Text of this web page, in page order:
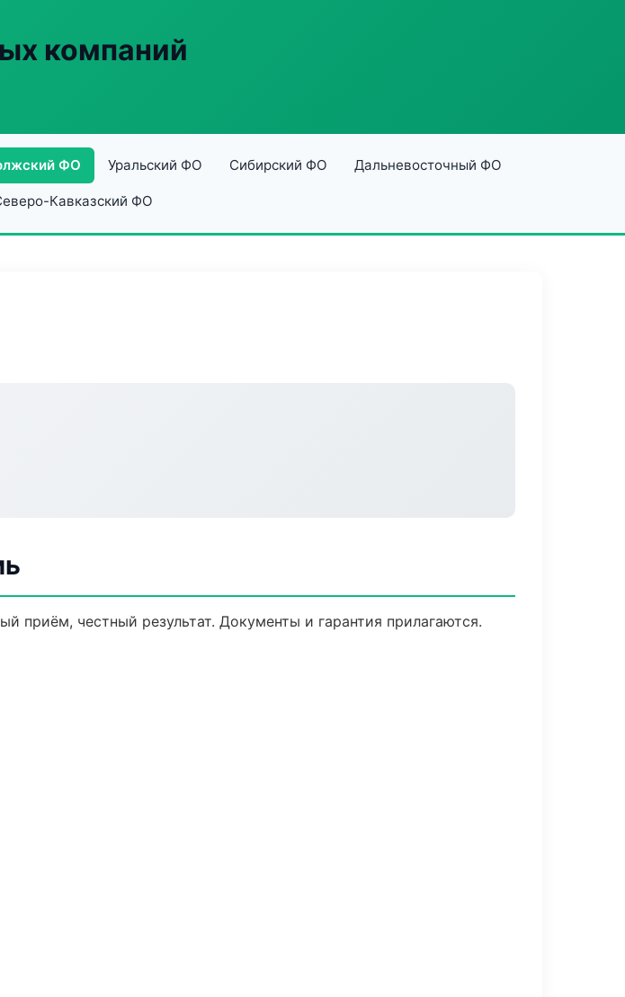
компаний
ФО Уральский ФО Сибирский ФО Дальневосточный ФО
Кавказский ФО
приём, честный результат. Документы и гарантия прилагаются.